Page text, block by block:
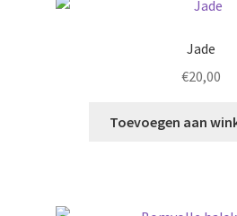
Jade
€20,00
Toevoegen aan